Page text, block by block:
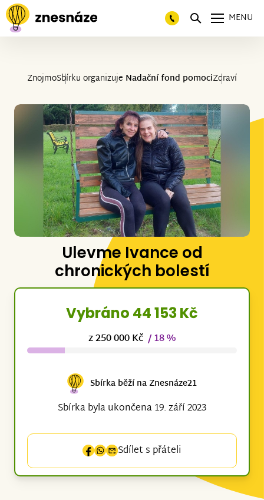
MENU
ZnojmoSbírku organizuje Nadační fond pomociZdraví
Ulevme Ivance od
chronických bolestí
Vybráno 44 153 Kč
z 250 000 Kč / 18 %
Sbírka běží na Znesnáze21
Sbírka byla ukončena 19. září 2023
Sdílet s přáteli